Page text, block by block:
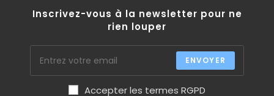
Inscrivez-vous à la newsletter pour ne
rien louper
ENVOYER
Accepter les termes RGPD